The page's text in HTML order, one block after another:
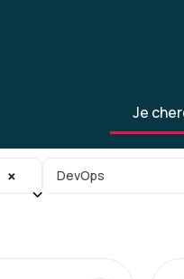
Je
× Sous-catégorie
DevOps